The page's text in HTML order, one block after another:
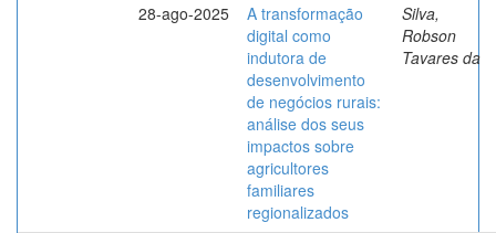
28-ago-2025
A transformação
digital como
indutora de
desenvolvimento
de negócios rurais:
análise dos seus
impactos sobre
agricultores
familiares
regionalizados
Silva,
Robson
Tavares da